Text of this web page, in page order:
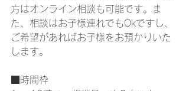
方はオンライン相談も可能です。ま
た、相談はお子様連れでもOkですし、
ご希望があればお子様をお預かりいた
します。
■時間枠